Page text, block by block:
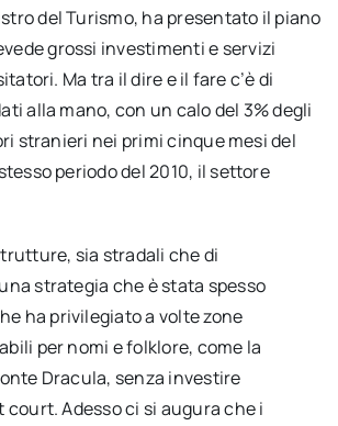
del Turismo, ha presentato il piano
grossi investimenti e servizi
Ma tra il dire e il fare c’è di
alla mano, con un calo del 3% degli
stranieri nei primi cinque mesi del
periodo del 2010, il settore
sia stradali che di
strategia che è stata spesso
ha privilegiato a volte zone
per nomi e folklore, come la
Dracula, senza investire
Adesso ci si augura che i